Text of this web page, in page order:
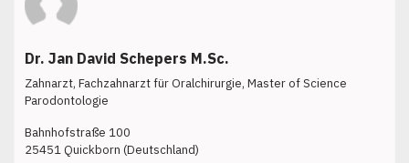
Dr. Jan David Schepers M.Sc.
Zahnarzt, Fachzahnarzt für Oralchirurgie, Master of Science
Parodontologie
Bahnhofstraße 100
25451 Quickborn (Deutschland)